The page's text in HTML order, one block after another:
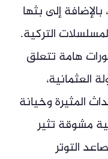
إلى بثها
التركية.
هامة تتعلق
العثمانية،
المثيرة وخيانة
مشوقة تثير
التوتر